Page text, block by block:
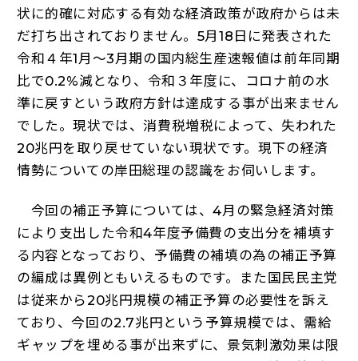
状に的確に対応する有効な経済政策が政府からは未
だ打ち出されておりません。5月18日に発表された
令和４年1月～3月期の国内総生産速報値は前年同期
比で0.2%減となり、令和３年度に、コロナ前の水
準に戻すという政府方針は達成する事が出来ません
でした。現状では、消費税増税によって、失われた
20兆円を取り戻せていない現状です。現下の経済
情勢についての岸田総理の認識をお伺いします。
今回の補正予算については、4月の緊急経済対策
により支出した令和4年度予備費の支出分を補填す
る内容となっており、予備費の補填の為の補正予算
の編成は異例ともいえるものです。また国民民主党
は従来から20兆円規模の補正予算の必要性を訴え
ており、今回の2.7兆円という予算規模では、需給
ギャップを埋める事が出来ずに、景気刺激効果は限